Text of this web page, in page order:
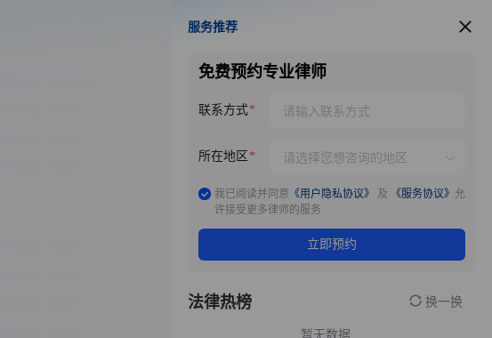
服务推荐
服务推荐
免费预约专业律师
联系方式
所在地区
我已阅读并同意 《用户隐私协议》 及 《服务协议》 允
许接受更多律师的服务
立即预约
法律热榜 换一换
暂无数据